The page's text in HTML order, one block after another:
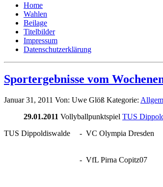
Home
Wahlen
Beilage
Titelbilder
Impressum
Datenschutzerklärung
Sportergebnisse vom
Januar 31, 2011 Von: Uwe Glöß Kategorie:
29.01.2011 Vollyballpunktspiel TUS
TUS Dippoldiswalde
- VC Olympia Dresden
- VfL Pirna Copitz07